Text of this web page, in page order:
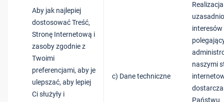
Aby jak najlepiej
dostosować Treść,
Stronę Internetową i
zasoby zgodnie z
Twoimi
preferencjami, aby je
ulepszać, aby lepiej
Ci służyły i
c) Dane techniczne
interesów
naszymi
Państwu